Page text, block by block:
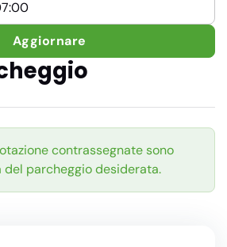
Aggiornare
contrassegnate sono
parcheggio desiderata.